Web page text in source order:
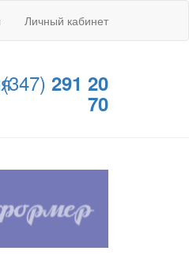
Личный кабинет
(347) 291 20
70